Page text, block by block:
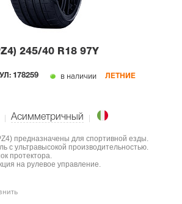
245/40 R18 97Y
178259 в наличии ЛЕТНИЕ
Асимметричный
предназначены для спортивной езды.
с ультравысокой производительностью.
протектора.
на рулевое управление.